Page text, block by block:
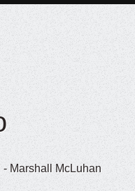
Marshall McLuhan